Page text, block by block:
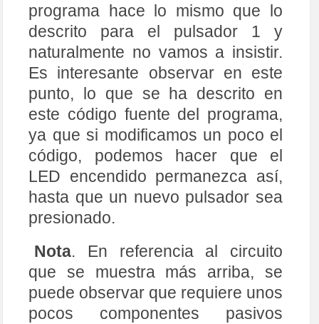
programa hace lo mismo que lo
descrito para el pulsador 1 y
naturalmente no vamos a insistir.
Es interesante observar en este
punto, lo que se ha descrito en
este código fuente del programa,
ya que si modificamos un poco el
código, podemos hacer que el
LED encendido permanezca así,
hasta que un nuevo pulsador sea
presionado.
Nota. En referencia al circuito
que se muestra más arriba, se
puede observar que requiere unos
pocos componentes pasivos